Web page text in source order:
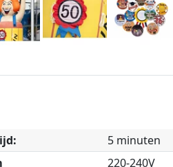
5 minuten
220-240V